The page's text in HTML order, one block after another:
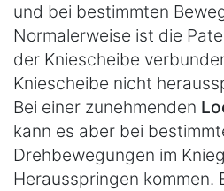
und bei bestimmten
Normalerweise ist die
der Kniescheibe
Kniescheibe nicht
Bei einer zunehmenden
kann es aber bei
Drehbewegungen im
Herausspringen kommen.